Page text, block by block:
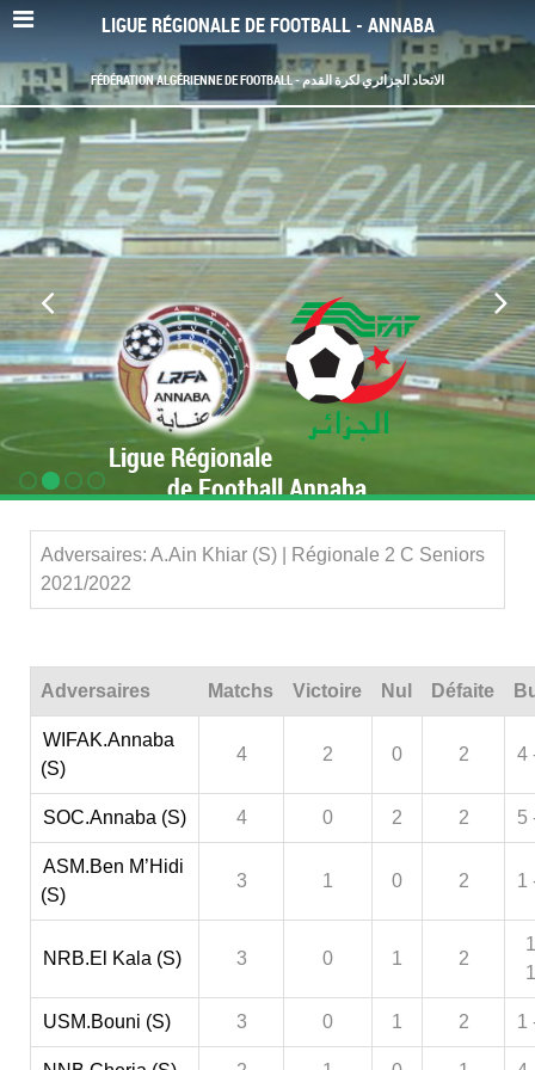
LIGUE RÉGIONALE DE FOOTBALL - ANNABA
FÉDÉRATION ALGÉRIENNE DE FOOTBALL - الاتحاد الجزائري لكرة القدم
Ligue Régionale
de Football Annaba
Adversaires: A.Ain Khiar (S) | Régionale 2 C Seniors
2021/2022
Adversaires Matchs Victoire Nul Défaite
WIFAK.Annaba
(S)
4 2 0 2 4
SOC.Annaba (S) 4 0 2 2 5
ASM.Ben M’Hidi
(S)
3 1 0 2 1
NRB.El Kala (S) 3 0 1 2
USM.Bouni (S) 3 0 1 2 1